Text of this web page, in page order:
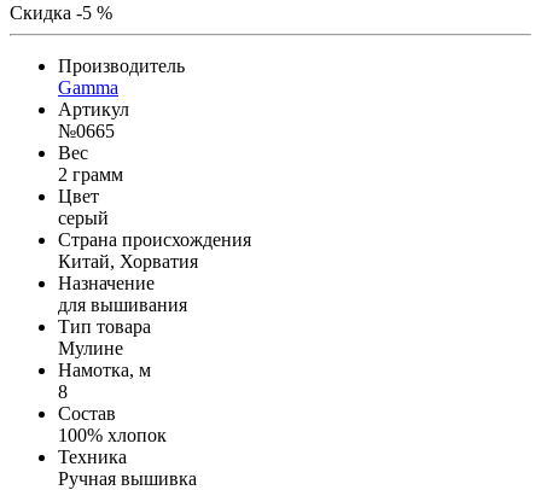
Скидка -5 %
Производитель
Gamma
Артикул
№0665
Вес
2 грамм
Цвет
серый
Страна происхождения
Китай, Хорватия
Назначение
для вышивания
Тип товара
Мулине
Намотка, м
8
Состав
100% хлопок
Техника
Ручная вышивка